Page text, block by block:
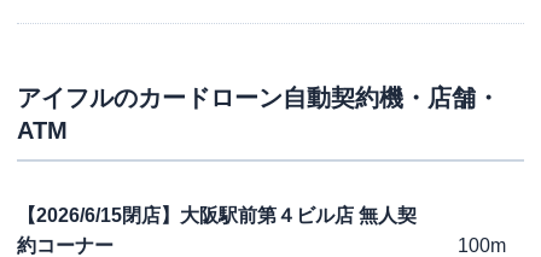
アイフルのカードローン自動契約機・店舗・
ATM
【2026/6/15閉店】大阪駅前第４ビル店 無人契
約コーナー
100m